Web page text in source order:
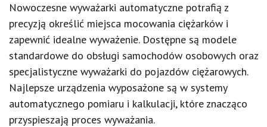
Nowoczesne wyważarki automatyczne potrafią z
precyzją określić miejsca mocowania ciężarków i
zapewnić idealne wyważenie. Dostępne są modele
standardowe do obsługi samochodów osobowych oraz
specjalistyczne wyważarki do pojazdów ciężarowych.
Najlepsze urządzenia wyposażone są w systemy
automatycznego pomiaru i kalkulacji, które znacząco
przyspieszają proces wyważania.